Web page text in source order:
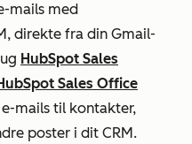
mails med
direkte fra din Gmail-
HubSpot Sales
Sales Office
mails til kontakter,
poster i dit CRM.